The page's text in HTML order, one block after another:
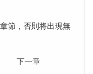
節，否則将出現無
下一章